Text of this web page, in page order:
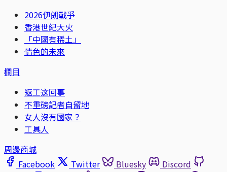
2026伊朗戰爭
香港世紀大火
「中國有稀土」
情色的未來
欄目
返工这回事
不重磅記者自留地
女人沒有國家？
工具人
周邊商城
Facebook
Twitter Bluesky
Discord